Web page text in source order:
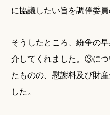
に協議したい旨を調停委員
そうしたところ、紛争の
介してくれました。③に
たものの、慰謝料及び財
した。